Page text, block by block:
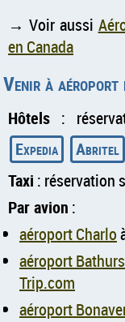
→ Voir aussi
en Canada
Venir à aéroport
Hôtels :
Expedia
Abritel
Taxi : réservation
Par avion :
aéroport Charlo
aéroport
Trip.com
aéroport